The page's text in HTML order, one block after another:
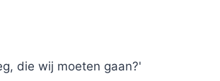
die wij moeten gaan?'